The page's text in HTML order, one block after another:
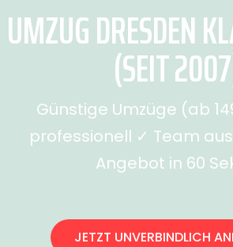
UMZUG DRESDEN
(SEIT
Günstige Umzüge (ab
professionell ✓ Team
Angebot in 60
JETZT UNVERBINDLICH